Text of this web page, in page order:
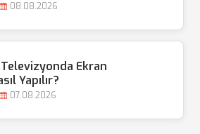
08.08.2026
Televizyonda Ekran
Yapılır?
07.08.2026